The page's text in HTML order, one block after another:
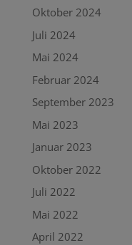
Oktober 2024
Juli 2024
Mai 2024
Februar 2024
September 2023
Mai 2023
Januar 2023
Oktober 2022
Juli 2022
Mai 2022
April 2022